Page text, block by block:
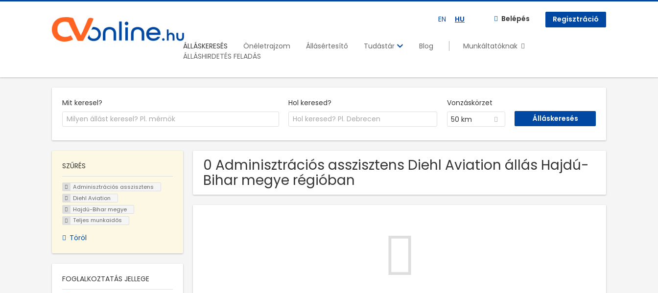
EN HU Belépés Regisztráció
ÁLLÁSKERESÉS Önéletrajzom Állásértesítő Tudástár Blog
Munkáltatóknak
ÁLLÁSHIRDETÉS FELADÁS
Mit keresel? Hol keresed?
Vonzáskörzet
50 km
0 Adminisztrációs asszisztens Diehl Aviation állás Hajdú-
Bihar megye régióban
SZŰRÉS
Adminisztrációs asszisztens
Diehl Aviation
Hajdú-Bihar megye
Teljes munkaidős
Töröl
FOGLALKOZTATÁS JELLEGE